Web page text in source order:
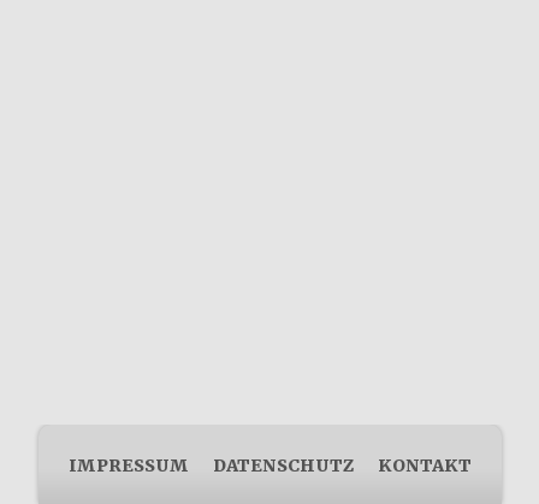
IMPRESSUM DATENSCHUTZ KONTAKT